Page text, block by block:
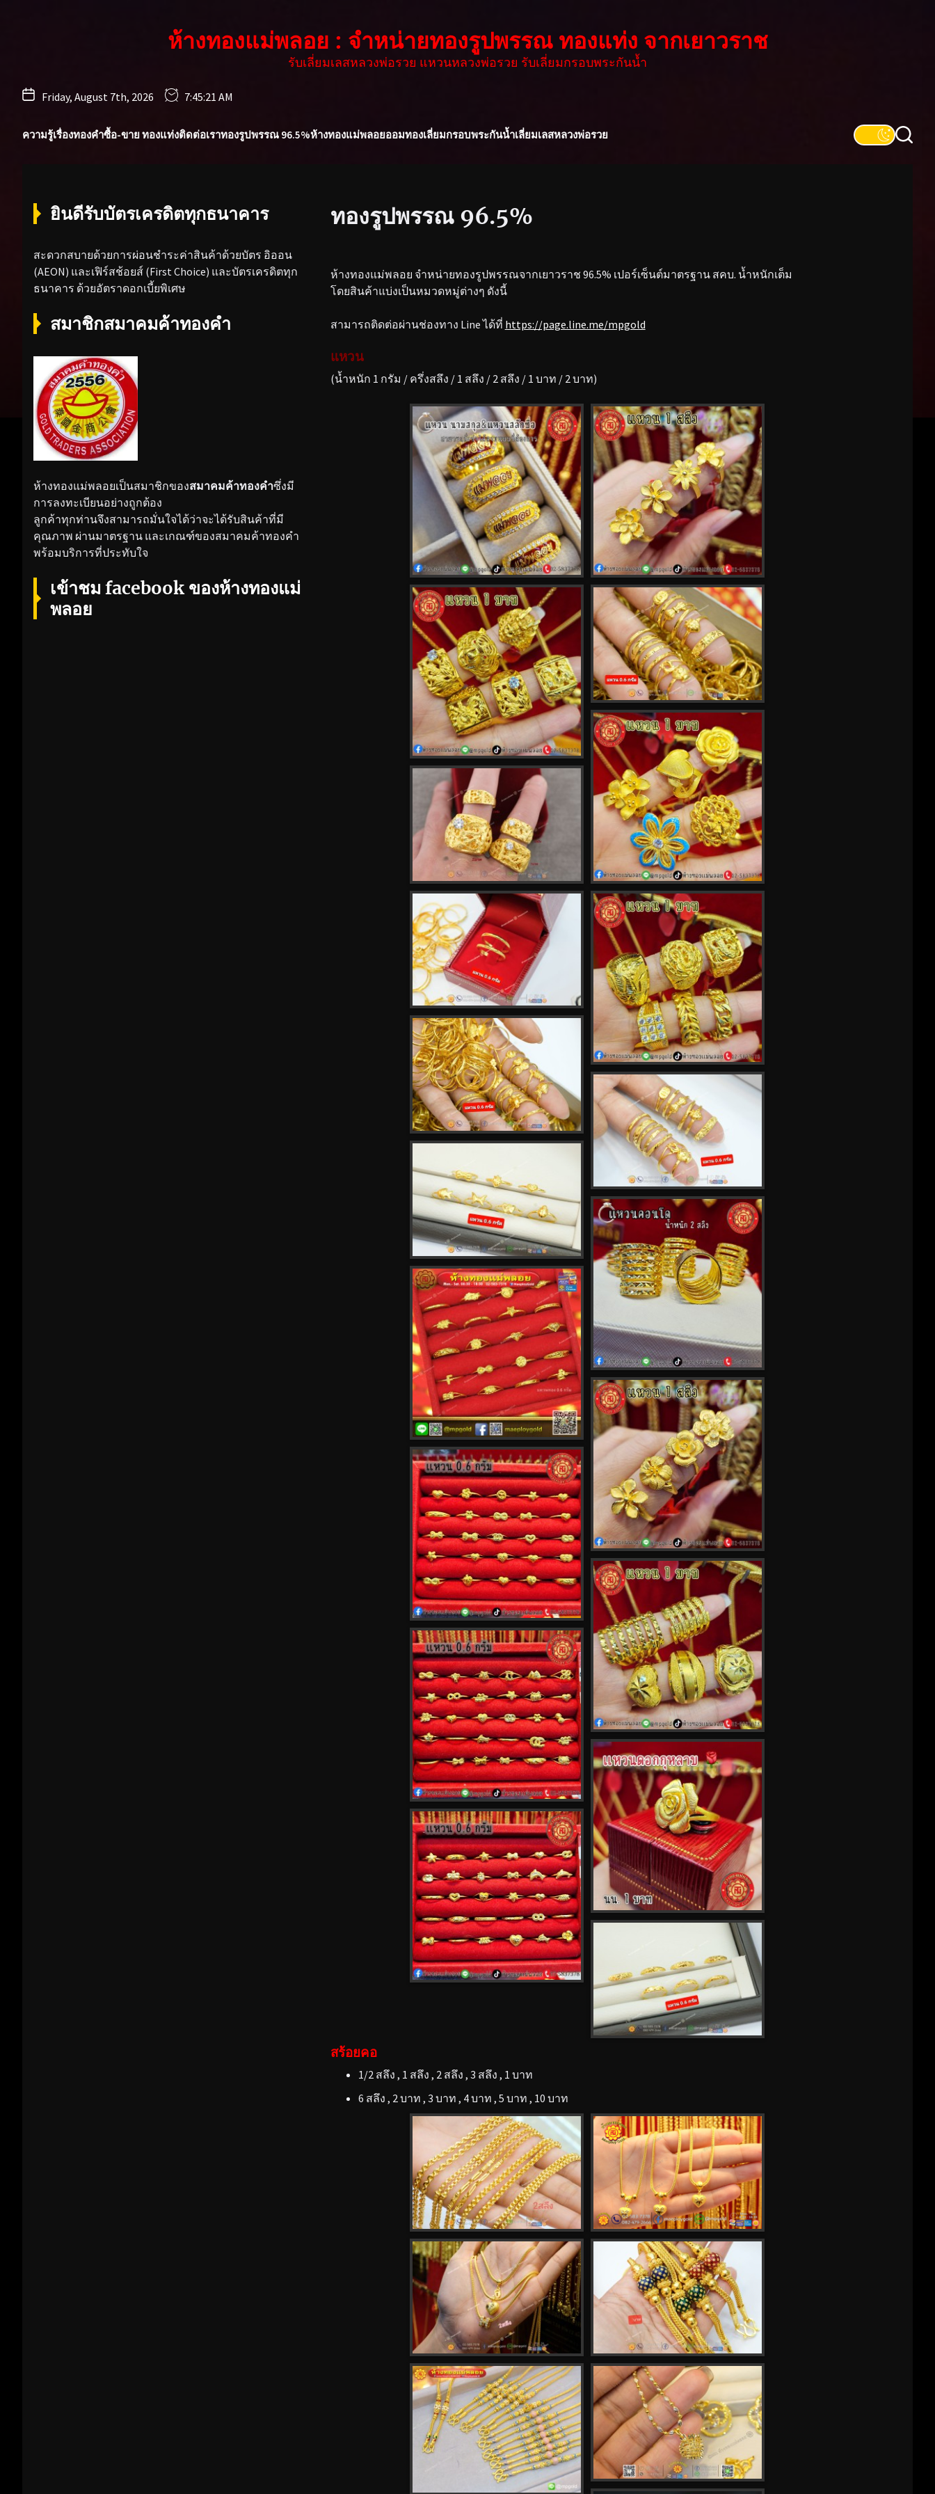
ห้างทองแม่พลอย : จำหน่ายทองรูปพรรณ ทองแท่ง จากเยาวราช
รับเลี่ยมเลสหลวงพ่อรวย แหวนหลวงพ่อรวย รับเลี่ยมกรอบพระกันน้ำ
Friday, August 7th, 2026 7:45:22 AM
ความรู้เรื่องทองคำซื้อ-ขาย ทองแท่งติดต่อเราทองรูปพรรณ 96.5%ห้างทองแม่พลอยออมทองเลี่ยมกรอบพระกันน้ำเลี่ยมเลสหลวงพ่อรวย
ทองรูปพรรณ 96.5%
ห้างทองแม่พลอย จำหน่ายทองรูปพรรณจากเยาวราช 96.5% เปอร์เซ็นต์มาตรฐาน สคบ. น้ำหนักเต็ม
โดยสินค้าแบ่งเป็นหมวดหมู่ต่างๆ ดังนี้
สามารถติดต่อผ่านช่องทาง Line ได้ที่ https://page.line.me/mpgold
แหวน
(น้ำหนัก 1 กรัม / ครึ่งสลึง / 1 สลึง / 2 สลึง / 1 บาท / 2 บาท)
สร้อยคอ
1/2 สลึง , 1 สลึง , 2 สลึง , 3 สลึง , 1 บาท
6 สลึง , 2 บาท , 3 บาท , 4 บาท , 5 บาท , 10 บาท
ยินดีรับบัตรเครดิตทุกธนาคาร
สะดวกสบายด้วยการผ่อนชำระค่าสินค้าด้วยบัตร อิออน
(AEON) และเฟิร์สช้อยส์ (First Choice) และบัตรเครดิตทุก
ธนาคาร ด้วยอัตราดอกเบี้ยพิเศษ
สมาชิกสมาคมค้าทองคำ
ห้างทองแม่พลอยเป็นสมาชิกของสมาคมค้าทองคำซึ่งมี
การลงทะเบียนอย่างถูกต้อง
ลูกค้าทุกท่านจึงสามารถมั่นใจได้ว่าจะได้รับสินค้าที่มี
คุณภาพ ผ่านมาตรฐาน และเกณฑ์ของสมาคมค้าทองคำ
พร้อมบริการที่ประทับใจ
เข้าชม facebook ของห้างทองแม่
พลอย